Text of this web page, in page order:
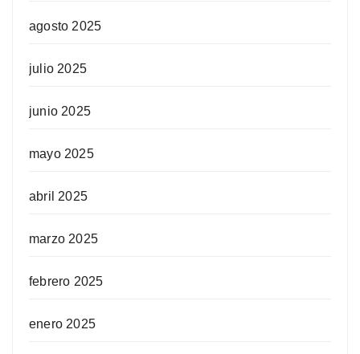
agosto 2025
julio 2025
junio 2025
mayo 2025
abril 2025
marzo 2025
febrero 2025
enero 2025